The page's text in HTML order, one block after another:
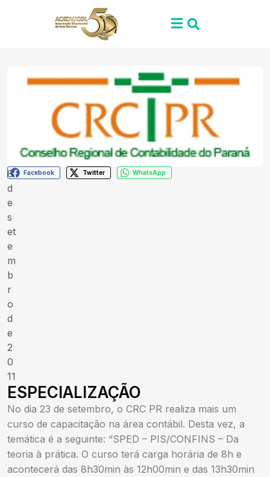
8
d
e
s
et
e
m
b
r
o
d
e
2
0
11
Facebook Twitter WhatsApp
ESPECIALIZAÇÃO
No dia 23 de setembro, o CRC PR realiza mais um
curso de capacitação na área contábil. Desta vez, a
temática é a seguinte: “SPED – PIS/CONFINS – Da
teoria à prática. O curso terá carga horária de 8h e
acontecerá das 8h30min às 12h00min e das 13h30min